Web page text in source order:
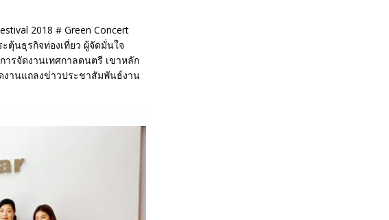
2018 # Green Concert
ตุ้นธุรกิจท่องเที่ยว ผู้จัดมั่นใจ
รจัดงานเทศกาลดนตรี เขาหลัก
งานแถลงข่าวประชาสัมพันธ์งาน